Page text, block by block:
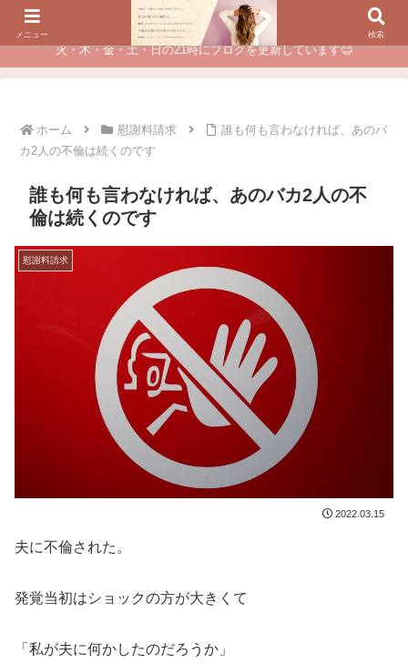
夫に不倫されたつらい経験が、あなたのチャンスに変わるカウンセリング
火・木・金・土・日の21時にブログを更新しています😊
ホーム 慰謝料請求
誰も何も言わなければ、あのバ
カ2人の不倫は続くのです
誰も何も言わなければ、あのバカ2人の不
倫は続くのです
慰謝料請求
2022.03.15
夫に不倫された。
発覚当初はショックの方が大きくて
「私が夫に何かしたのだろうか」
メニュー 検索